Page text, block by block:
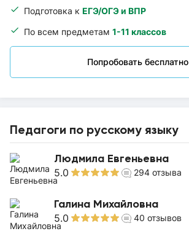
Подготовка к ЕГЭ/ОГЭ и ВПР
По всем предметам 1-11 классов
Попробовать бесплатно
Педагоги по русскому языку
Людмила Евгеньевна
5.0 294 отзыва
Галина Михайловна
5.0 40 отзывов